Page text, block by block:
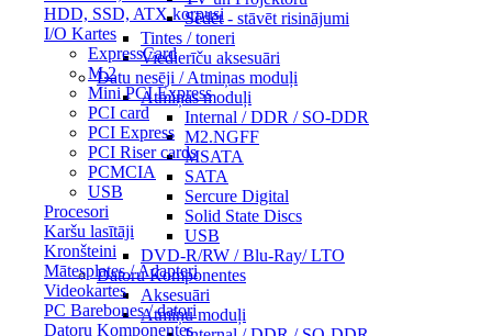
HDD, SSD, ATX korpusi
I/O Kartes
ExpressCard
M.2
Mini PCI Express
PCI card
PCI Express
PCI Riser cards
PCMCIA
USB
Procesori
Karšu lasītāji
Kronšteini
Mātesplates / Adapteri
Videokartes
PC Barebones / datori
Datoru Komponentes
Sēdēt - stāvēt risinājumi
Tintes / toneri
Viedierīču aksesuāri
Datu nesēji / Atmiņas moduļi
Atmiņas moduļi
Internal / DDR / SO-DDR
M2.NGFF
MSATA
SATA
Sercure Digital
Solid State Discs
USB
DVD-R/RW / Blu-Ray/ LTO
Datoru Komponentes
Aksesuāri
Atmiņu moduļi